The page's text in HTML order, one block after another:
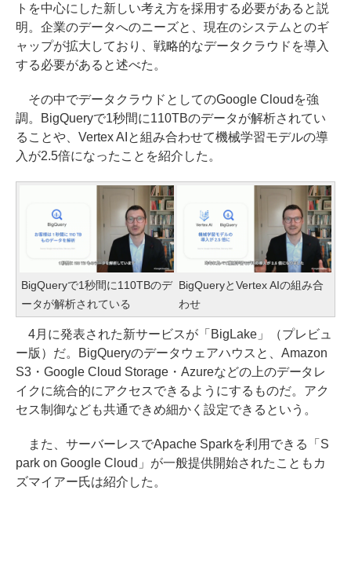
トを中心にした新しい考え方を採用する必要があると説
明。企業のデータへのニーズと、現在のシステムとのギ
ャップが拡大しており、戦略的なデータクラウドを導入
する必要があると述べた。
その中でデータクラウドとしてのGoogle Cloudを強
調。BigQueryで1秒間に110TBのデータが解析されてい
ることや、Vertex AIと組み合わせて機械学習モデルの導
入が2.5倍になったことを紹介した。
BigQueryで1秒間に110TBのデ
ータが解析されている
BigQueryとVertex AIの組み合
わせ
4月に発表された新サービスが「BigLake」（プレビュ
ー版）だ。BigQueryのデータウェアハウスと、Amazon
S3・Google Cloud Storage・Azureなどの上のデータレ
イクに統合的にアクセスできるようにするものだ。アク
セス制御なども共通できめ細かく設定できるという。
また、サーバーレスでApache Sparkを利用できる「S
park on Google Cloud」が一般提供開始されたこともカ
ズマイアー氏は紹介した。